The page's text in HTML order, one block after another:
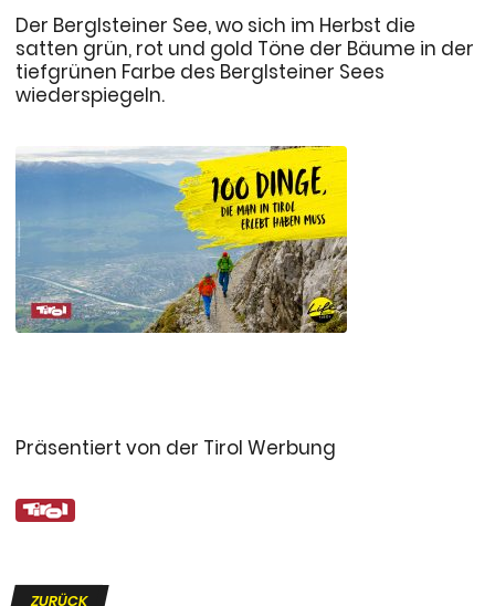
Der Berglsteiner See, wo sich im Herbst die
satten grün, rot und gold Töne der Bäume in der
tiefgrünen Farbe des Berglsteiner Sees
wiederspiegeln.
Präsentiert von der Tirol Werbung
ZURÜCK